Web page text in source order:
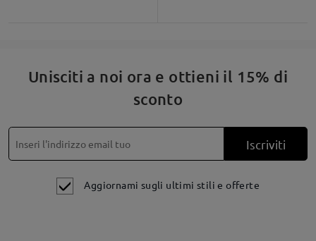
Unisciti a noi ora e ottieni il 15% di
sconto
Iscriviti
Aggiornami sugli ultimi stili e offerte